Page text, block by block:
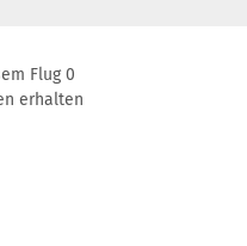
Flug 0
erhalten